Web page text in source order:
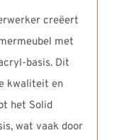
creëert
met
basis. Dit
kwaliteit en
het Solid
wat vaak door